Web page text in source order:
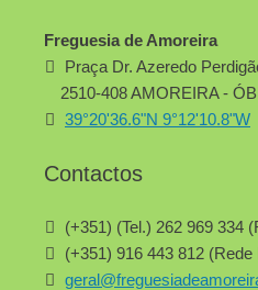
Freguesia de Amoreira
Praça Dr. Azeredo
2510-408 AMOREIRA -
39°20'36.6"N 9°12'10.8"W
Contactos
(+351) (Tel.) 262 969 334
(+351) 916 443 812